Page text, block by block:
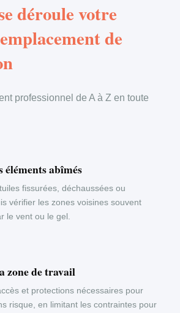
déroule votre
de
professionnel de A à Z en toute
éléments abîmés
fissurées, déchaussées ou
vérifier les zones voisines souvent
le vent ou le gel.
zone de travail
et protections nécessaires pour
risque, en limitant les contraintes pour